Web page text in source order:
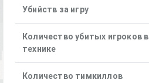
Убийств за игру
Количество убитых игроков в
технике
Количество тимкиллов